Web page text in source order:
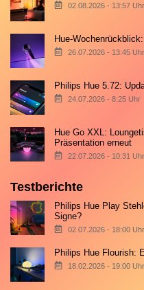
02.08.2026 - 13:57 Uhr
Hue-
26.07.2026 - 13:45 Uhr
Philips Hue 5.72:
24.07.2026 - 8:25 Uhr
Hue Go XXL:
Präsentation erneut
22.07.2026 - 10:31 Uhr
Testberichte
Philips Hue Play
Signe?
02.07.2026 - 18:00 Uhr
Philips Hue Flourish:
18.02.2026 - 19:00 Uhr